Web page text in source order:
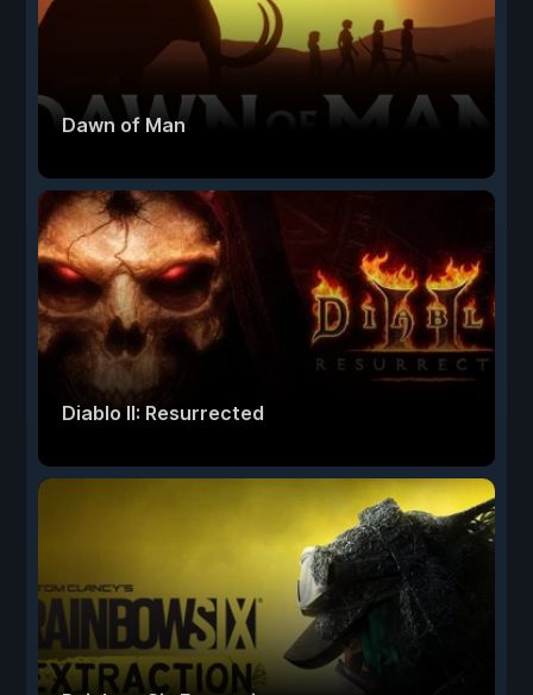
Dawn of Man
Diablo II: Resurrected